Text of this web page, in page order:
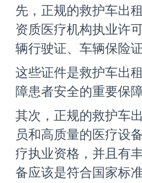
先，正规的救护车出
资质医疗机构执业许
辆行驶证、车辆保险证
这些证件是救护车出
障患者安全的重要保障
其次，正规的救护车
员和高质量的医疗设
疗执业资格，并且有
备应该是符合国家标